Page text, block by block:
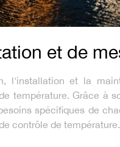
et de
l'installation et la
température. Grâce à
spécifiques de
contrôle de température.